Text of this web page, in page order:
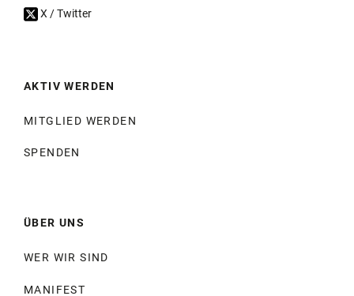
X / Twitter
AKTIV WERDEN
MITGLIED WERDEN
SPENDEN
ÜBER UNS
WER WIR SIND
MANIFEST